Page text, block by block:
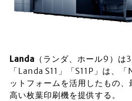
Landa （ランダ、ホール9）は
「Landa S11」「S11P」は、
ットフォームを活用したもの
高い枚葉印刷機を提供する。